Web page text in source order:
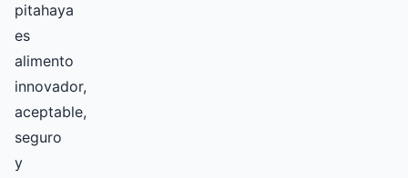
pitahaya
es
alimento
innovador,
aceptable,
seguro
y